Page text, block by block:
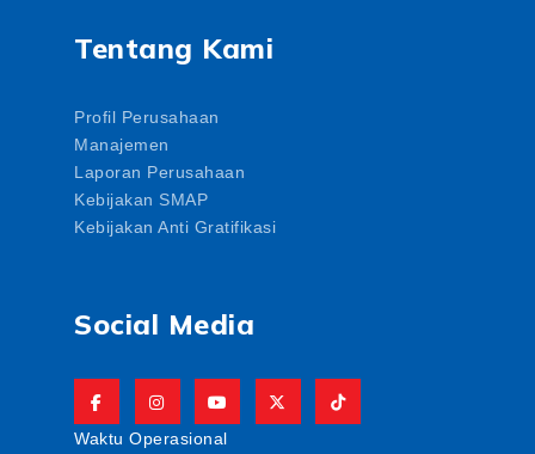
Tentang Kami
Profil Perusahaan
Manajemen
Laporan Perusahaan
Kebijakan SMAP
Kebijakan Anti Gratifikasi
Social Media
Waktu Operasional